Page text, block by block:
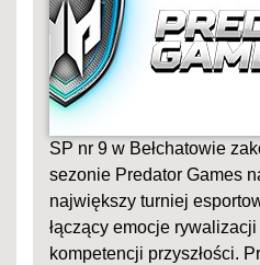
SP nr 9 w Bełchatowie
sezonie Predator Games
największy turniej
łączący emocje
kompetencji przyszłości.